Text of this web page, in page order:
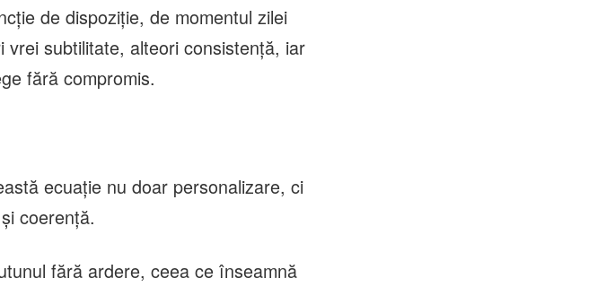
de dispoziție, de momentul zilei
subtilitate, alteori consistență, iar
fără compromis.
ecuație nu doar personalizare, ci
coerență.
fără ardere, ceea ce înseamnă